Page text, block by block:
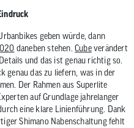
Drücke
die
um
zum
geben würde, dann
daneben stehen.Cubeverändert
und das ist genau richtig so.
genau das zu liefern, was in der
Der Rahmen aus Superlite
auf Grundlage jahrelanger
eine klare Linienführung. Dank
Shimano Nabenschaltung fehlt